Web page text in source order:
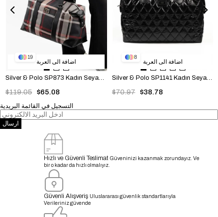
19
$65.08
$119.05
اضافة الى العربة
8
Silver & Polo SP1141 Kadın Seyahat Çantası Memory Parlak Siyah-Siyah
$38.78
$70.97
اضافة الى العربة
التسجيل في القائمة البريدية
ارسال
Hızlı ve Güvenli Teslimat Güveninizi kazanmak zorundayız. Ve
bir o kadar da hızlı olmalıyız.
Güvenli Alışveriş Uluslararası güvenlik standartlarıyla
Verileriniz güvende